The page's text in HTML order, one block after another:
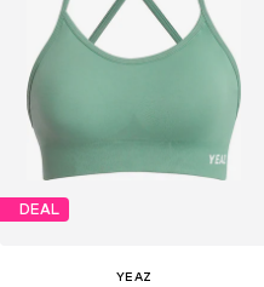
DEAL
YEAZ